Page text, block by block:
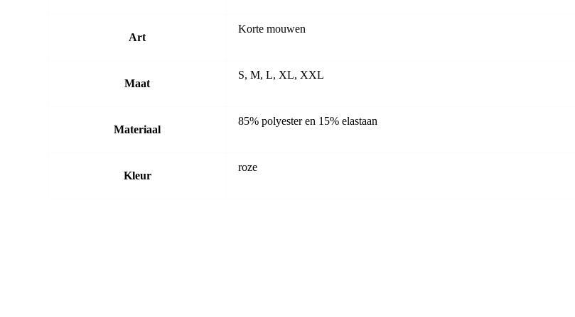
Art
Korte mouwen
Maat
S, M, L, XL, XXL
Materiaal
85% polyester en 15% elastaan
Kleur
roze